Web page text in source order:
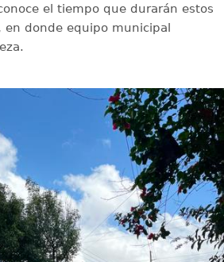
el tiempo que durarán estos
en donde equipo municipal